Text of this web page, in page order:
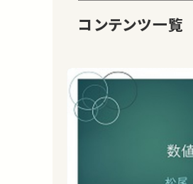
コンテンツ一覧